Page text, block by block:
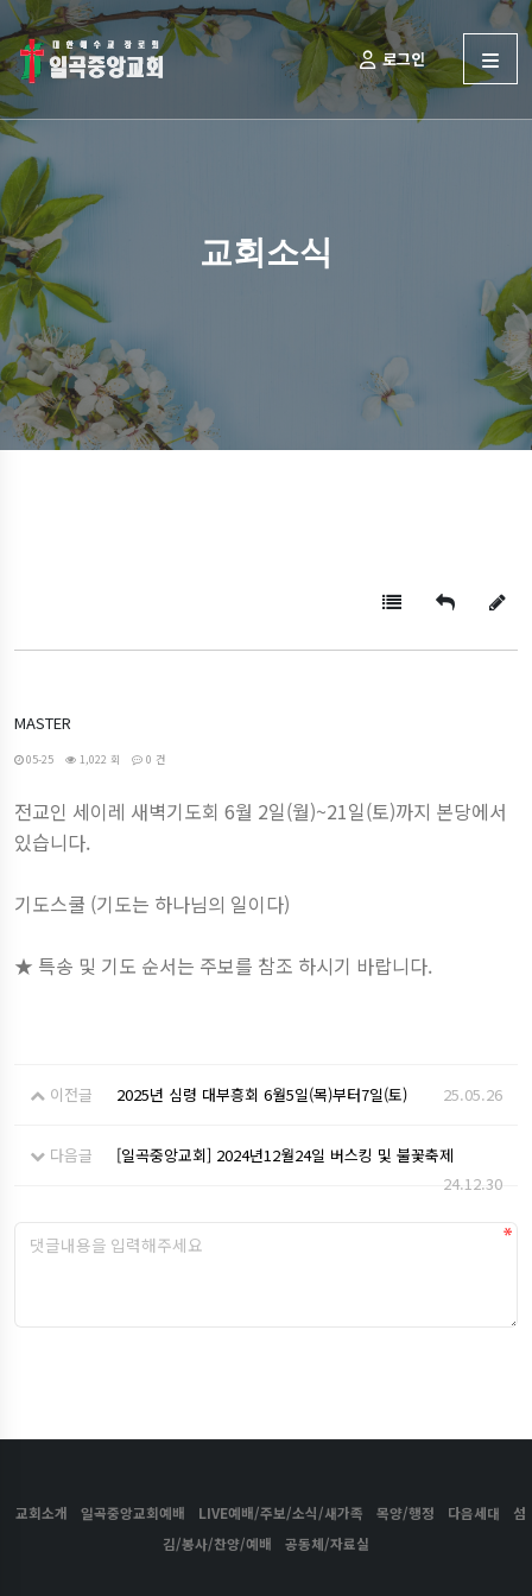
로그인
교회소식
MASTER
05-25 1,022 회 0 건
전교인 세이레 새벽기도회 6월 2일(월)~21일(토)까지 본당에서
있습니다.
기도스쿨 (기도는 하나님의 일이다)
★ 특송 및 기도 순서는 주보를 참조 하시기 바랍니다.
이전글 2025년 심령 대부흥회 6월5일(목)부터7일(토) 25.05.26
다음글
[일곡중앙교회] 2024년12월24일 버스킹 및 불꽃축제
24.12.30
교회소개 일곡중앙교회예배 LIVE예배/주보/소식/새가족 목양/행정 다음세대
섬
김/봉사/찬양/예배
공동체/자료실